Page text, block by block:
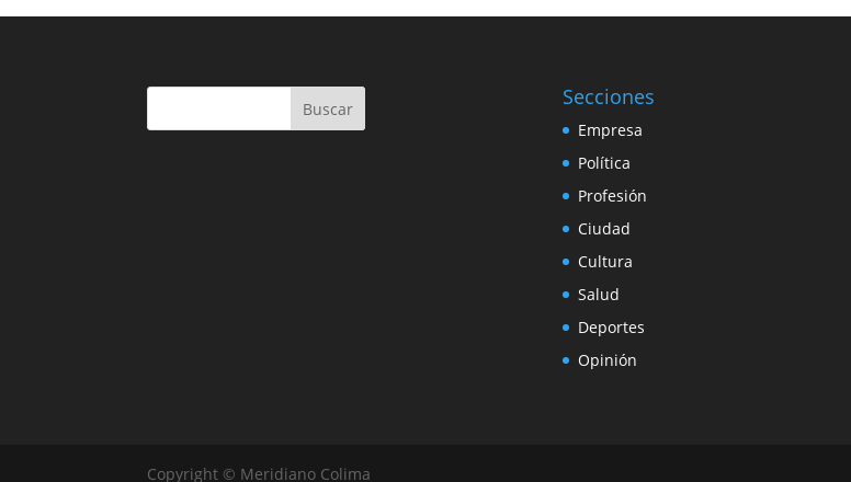
Buscar Secciones
Empresa
Política
Profesión
Ciudad
Cultura
Salud
Deportes
Opinión
Copyright © Meridiano Colima